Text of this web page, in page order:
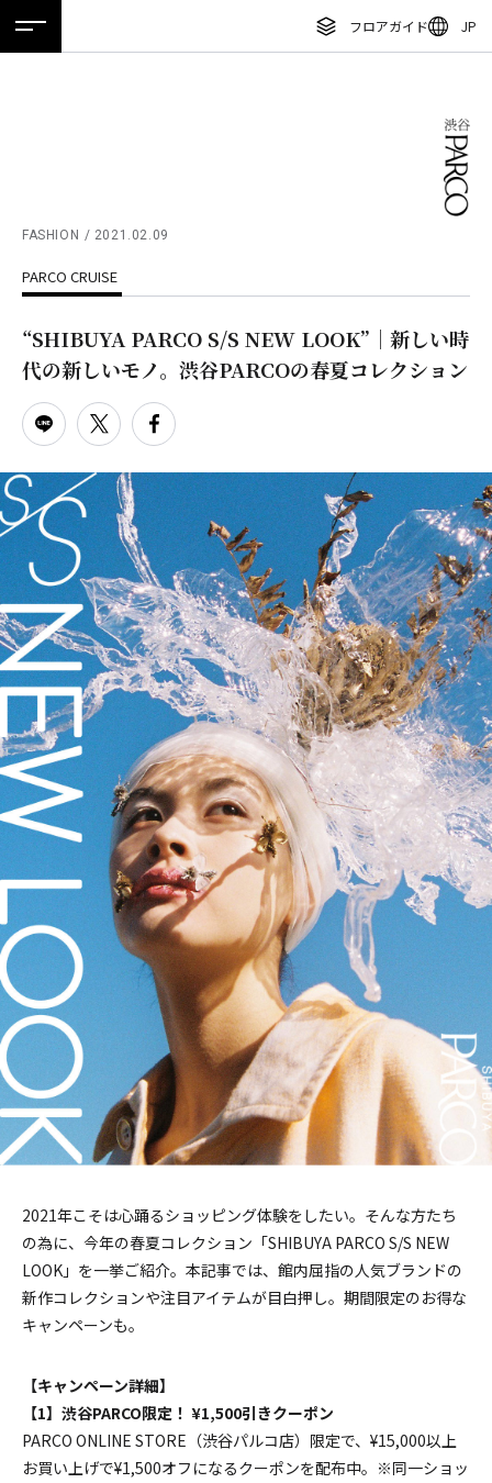
フロアガイド JP
ホーム 特集 ニュース イベント アクセス
ニュース
特集
TAX FREE
DELIVERY SERVICES
PARCOメンバーズ
オンラインストア
リクルート
ENGLISH
ภาษาไทย
日本語
FASHION 2021.02.09
PARCO CRUISE
“SHIBUYA PARCO S/S NEW LOOK”｜新しい時
代の新しいモノ。渋谷PARCOの春夏コレクション
2021年こそは心踊るショッピング体験をしたい。そんな方たち
の為に、今年の春夏コレクション「SHIBUYA PARCO S/S NEW
LOOK」を一挙ご紹介。本記事では、館内屈指の人気ブランドの
新作コレクションや注目アイテムが目白押し。期間限定のお得な
キャンペーンも。
【キャンペーン詳細】
【1】渋谷PARCO限定！ ¥1,500引きクーポン
PARCO ONLINE STORE（渋谷パルコ店）限定で、¥15,000以上
お買い上げで¥1,500オフになるクーポンを配布中。※同一ショッ